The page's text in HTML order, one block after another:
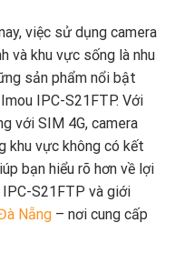
việc sử dụng camera
và khu vực sống là nhu
sản phẩm nổi bật
IPC-S21FTP. Với
với SIM 4G, camera
khu vực không có kết
bạn hiểu rõ hơn về lợi
S21FTP và giới
Nẵng – nơi cung cấp